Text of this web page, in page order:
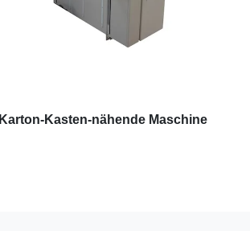
Karton-Kasten-nähende Maschine